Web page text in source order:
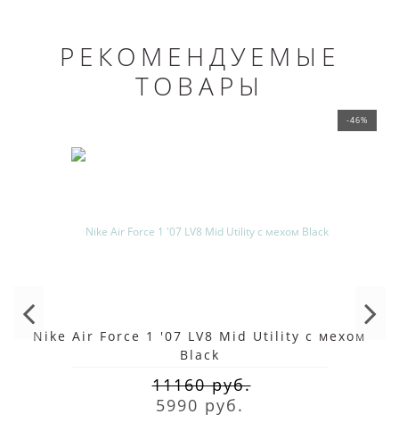
РЕКОМЕНДУЕМЫЕ
ТОВАРЫ
-46%
Nike Air Force 1 '07 LV8 Mid Utility с мехом
Black
11160 руб.
5990 руб.